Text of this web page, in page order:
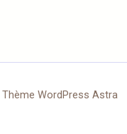
Thème WordPress Astra